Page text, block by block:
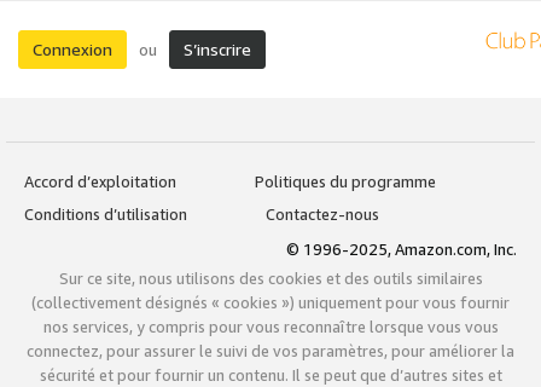
Connexion ou S’inscrire
Accord d’exploitation
Politiques du programme
Conditions d’utilisation
Contactez-nous
© 1996-2025, Amazon.com, Inc.
Sur ce site, nous utilisons des cookies et des outils similaires
(collectivement désignés « cookies ») uniquement pour vous fournir
nos services, y compris pour vous reconnaître lorsque vous vous
connectez, pour assurer le suivi de vos paramètres, pour améliorer la
sécurité et pour fournir un contenu. Il se peut que d’autres sites et